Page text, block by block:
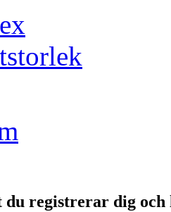
registrerar dig